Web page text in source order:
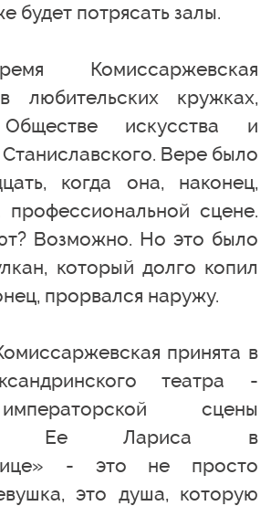
будет потрясать залы.
Комиссаржевская
любительских кружках,
искусства и
Вере было
когда она, наконец,
профессиональной сцене.
Возможно. Но это было
который долго копил
прорвался наружу.
принята в
театра -
сцены
Ее Лариса в
- это не просто
это душа, которую